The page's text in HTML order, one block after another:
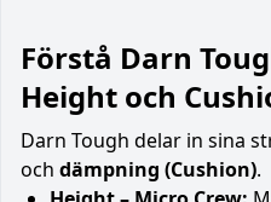
Förstå Darn
Height och
Darn Tough delar in sina
och dämpning (Cushion).